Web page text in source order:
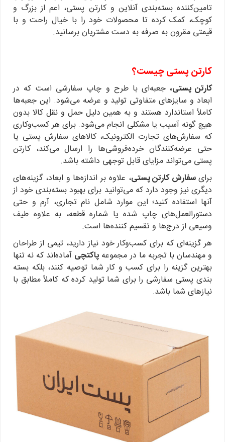
تامین‌کننده بسته‌بندی آنلاین و کارتن پستی، اعم از بزرگ و
کوچک، کمک کرده تا محصولات خود را با خیال راحت و با
قیمتی مقرون به صرفه به دست مشتریان برسانید.
کارتن پستی چیست؟
کارتن پستی، جعبه‌ای با طرح و چاپ سفارشی است که در
ابعاد و سایزهای متفاوتی تولید و عرضه می‌شود. این جعبه‌ها
کاملاً استاندارد هستند و به همین دلیل حمل و نقل کالا بدون
هیچ گونه آسیب یا مشکلی انجام می‌شود. برای هر کسب‌وکاری
که سفارش‌های تجارت الکترونیک، کالاهای سفارش پستی یا
حتی عرضه‌کنندگان خرده‌فروشی‌ها را ارسال می‌کند، کارتن
پستی می‌تواند مزایای قابل توجهی داشته باشد.
برایسفارش کارتن پستی، علاوه بر اندازه‌ها و ابعاد، گزینه‌های
دیگری نیز وجود دارد که می‌توانید برای بهبود بسته‌بندی خود از
آنها استفاده کنید؛ این موارد شامل نام تجاری، آرم و حتی
دستورالعمل‌های چاپ شده یا شماره قطعه، به علاوه طیف
وسیعی از درج‌ها و تقسیم کننده‌ها است.
هر گزینه‌ای که برای کسب‌وکار خود نیاز دارید، تیمی از طراحان
و مهندسان با تجربه ما در مجموعه پاکتچی آماده‌اند که نه تنها
بهترین گزینه را برای کسب و کار شما توصیه کنند، بلکه بسته
بندی پستی سفارشی را برای شما تولید کرده که کاملاً مطابق با
نیازهای شما باشد.